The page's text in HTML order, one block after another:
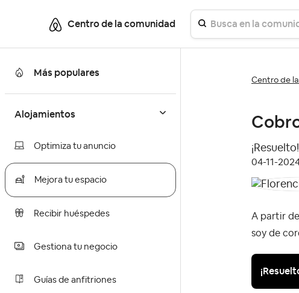
Centro de la comunidad
Más populares
Alojamientos
Optimiza tu anuncio
Mejora tu espacio
Recibir huéspedes
Gestiona tu negocio
Guías de anfitriones
Centro de
¡Resuelto!
‎04-11-
A partir
soy de